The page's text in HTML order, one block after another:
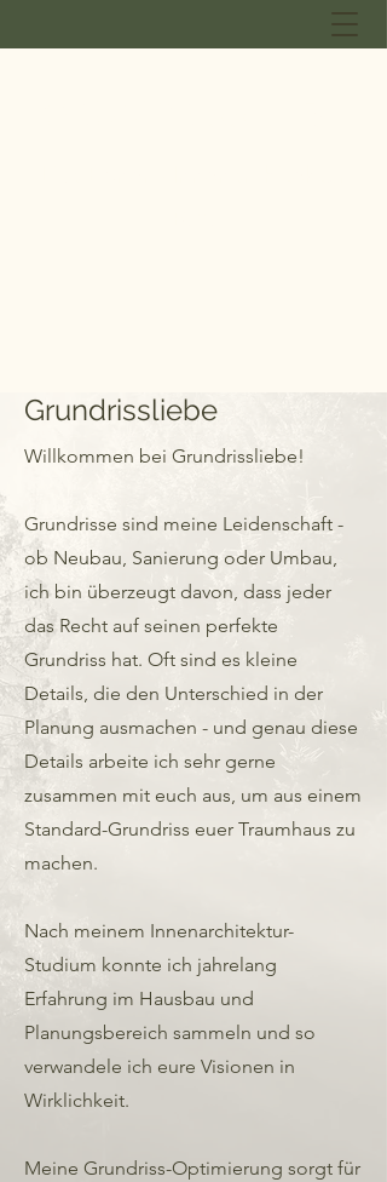
Grundrissliebe
Willkommen bei Grundrissliebe!
Grundrisse sind meine Leidenschaft -
ob Neubau, Sanierung oder Umbau,
ich bin überzeugt davon, dass jeder
das Recht auf seinen perfekte
Grundriss hat. Oft sind es kleine
Details, die den Unterschied in der
Planung ausmachen - und genau diese
Details arbeite ich sehr gerne
zusammen mit euch aus, um aus einem
Standard-Grundriss euer Traumhaus zu
machen.
Nach meinem Innenarchitektur-
Studium konnte ich jahrelang
Erfahrung im Hausbau und
Planungsbereich sammeln und so
verwandele ich eure Visionen in
Wirklichkeit.
Meine Grundriss-Optimierung sorgt für